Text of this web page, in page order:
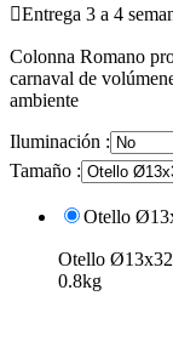
Entrega 3 a 4
Colonna Romano
carnaval de
ambiente
Iluminación :
Tamaño :
Otello
Otello
0.8kg